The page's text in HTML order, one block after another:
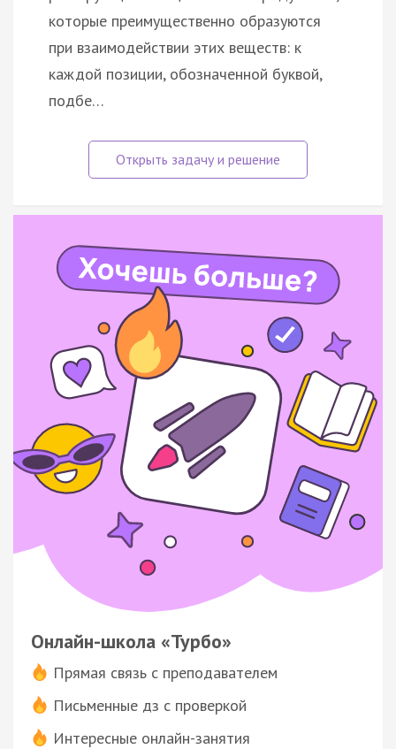
которые преимущественно образуются
при взаимодействии этих веществ: к
каждой позиции, обозначенной буквой,
подбе…
Онлайн-школа «Турбо»
Прямая связь с преподавателем
Письменные дз с проверкой
Интересные онлайн-занятия